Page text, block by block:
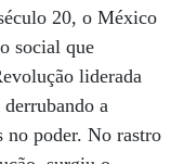
20, o México
social que
liderada
derrubando a
no poder. No rastro